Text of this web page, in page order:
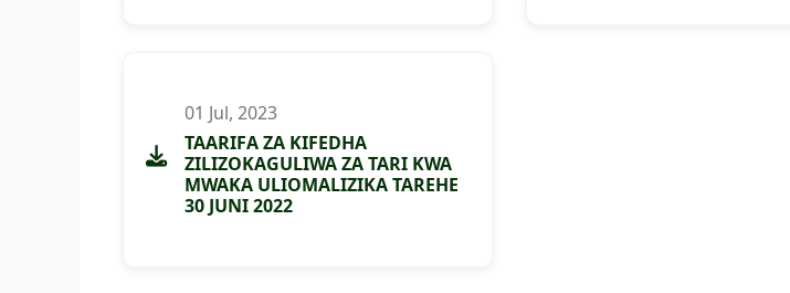
01 Jul, 2023
TAARIFA ZA KIFEDHA
ZILIZOKAGULIWA ZA TARI KWA
MWAKA ULIOMALIZIKA TAREHE
30 JUNI 2022